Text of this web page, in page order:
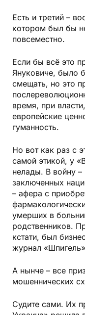
Есть и третий –
котором был бы
повсеместно.
Если бы всё это
Януковиче, было
смещать, но это
время, при
европейские
гуманность.
Но вот как раз с
самой этикой, у
нелады. В войну –
заключенных
– афера с
умерших в
родственников.
кстати, был
журнал
А нынче – все
мошеннических
Судите сами. Их